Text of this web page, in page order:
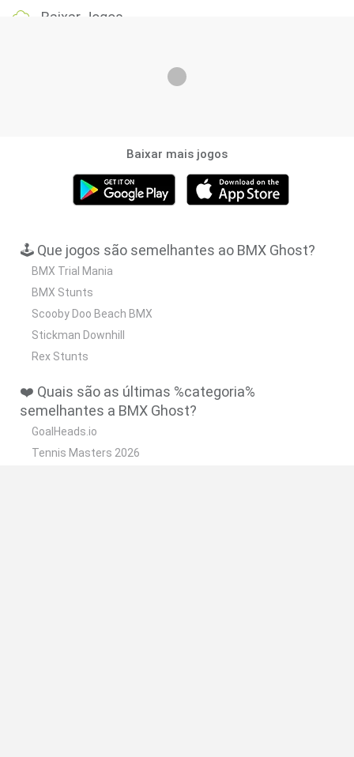
Baixar Jogos
Baixar mais jogos
🕹️ Que jogos são semelhantes ao BMX Ghost?
BMX Trial Mania
BMX Stunts
Scooby Doo Beach BMX
Stickman Downhill
Rex Stunts
❤️ Quais são as últimas %categoria%
semelhantes a BMX Ghost?
GoalHeads.io
Tennis Masters 2026